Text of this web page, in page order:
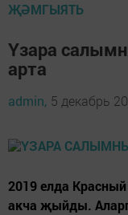
ҖӘМГЫЯТЬ
Үзара
арта
admin, 5 декабрь
2019 елда
акча җыйды.